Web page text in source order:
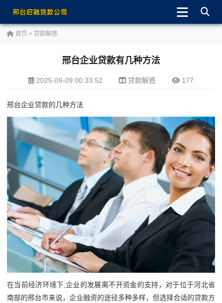
首页 > 贷款解惑
邢台企业贷款有几种方法
2025-09-09 00:33:52 贷款解惑 177
邢台企业贷款的几种方法
在当前经济环境下,企业的发展离不开资金的支持，对于位于河北省
南部的邢台市来说，企业融资的途径多种多样，但选择合适的贷款方